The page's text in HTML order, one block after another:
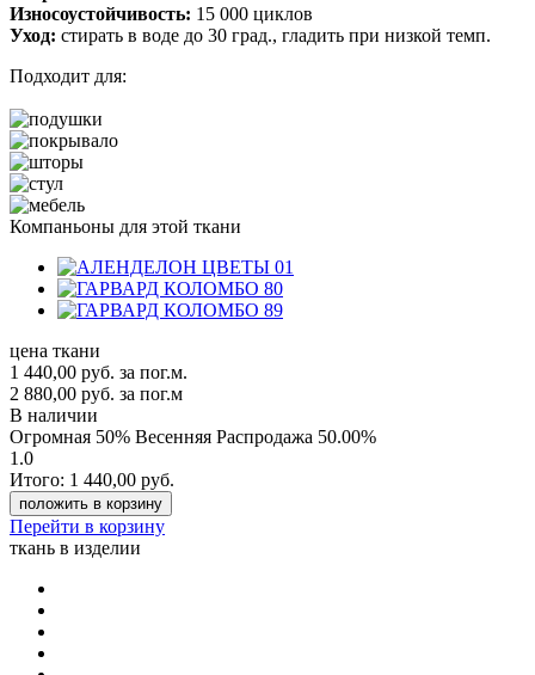
Износоустойчивость: 15 000 циклов
Уход: стирать в воде до 30 град., гладить при низкой темп.
Подходит для:
Компаньоны для этой ткани
цена ткани
1 440,00 руб. за пог.м.
2 880,00 руб. за пог.м
В наличии
Огромная 50% Весенняя Распродажа 50.00%
1.0
Итого: 1 440,00 руб.
положить в корзину
Перейти в корзину
ткань в изделии